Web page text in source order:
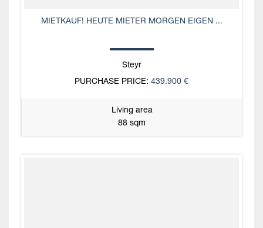
MIETKAUF! HEUTE MIETER MORGEN EIGEN ...
Steyr
PURCHASE PRICE: 439.900 €
Living area
88 sqm